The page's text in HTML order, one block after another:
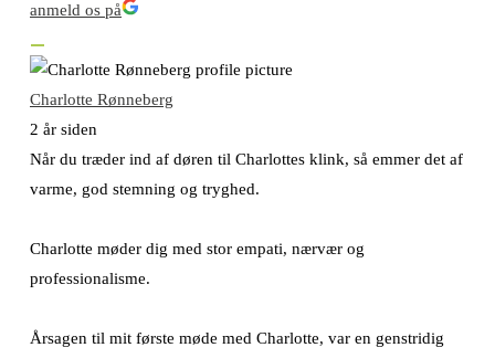
anmeld os på
Charlotte Rønneberg
2 år siden
Når du træder ind af døren til Charlottes klink, så emmer det af
varme, god stemning og tryghed.
Charlotte møder dig med stor empati, nærvær og
professionalisme.
Årsagen til mit første møde med Charlotte, var en genstridig